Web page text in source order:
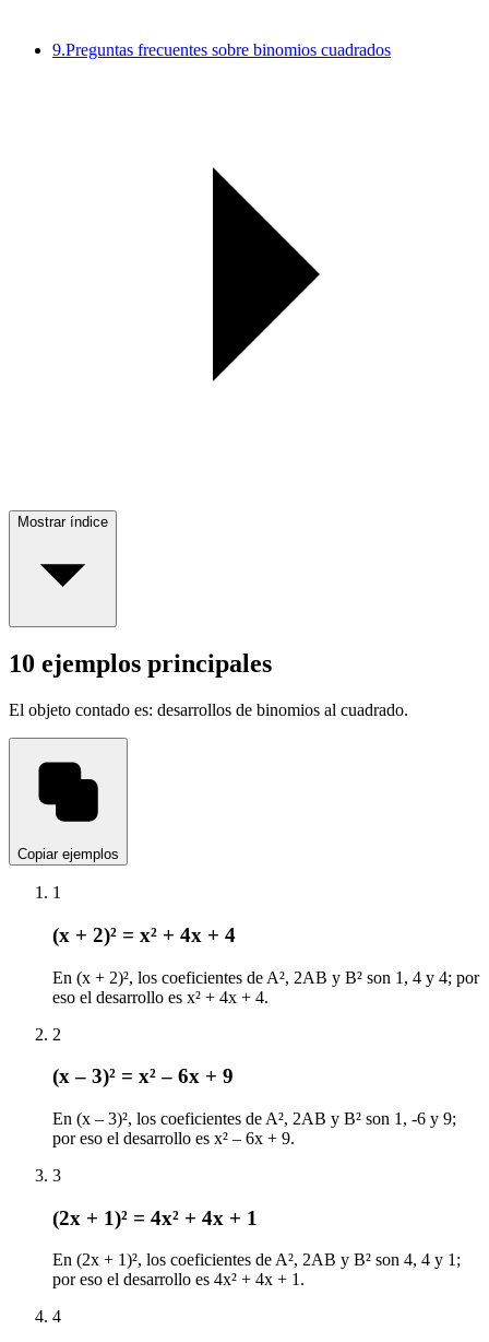
9.Preguntas frecuentes sobre binomios cuadrados
Mostrar índice
10 ejemplos principales
El objeto contado es: desarrollos de binomios al cuadrado.
Copiar ejemplos
1
(x + 2)² = x² + 4x + 4
En (x + 2)², los coeficientes de A², 2AB y B² son 1, 4 y 4; por
eso el desarrollo es x² + 4x + 4.
2
(x – 3)² = x² – 6x + 9
En (x – 3)², los coeficientes de A², 2AB y B² son 1, -6 y 9;
por eso el desarrollo es x² – 6x + 9.
3
(2x + 1)² = 4x² + 4x + 1
En (2x + 1)², los coeficientes de A², 2AB y B² son 4, 4 y 1;
por eso el desarrollo es 4x² + 4x + 1.
4